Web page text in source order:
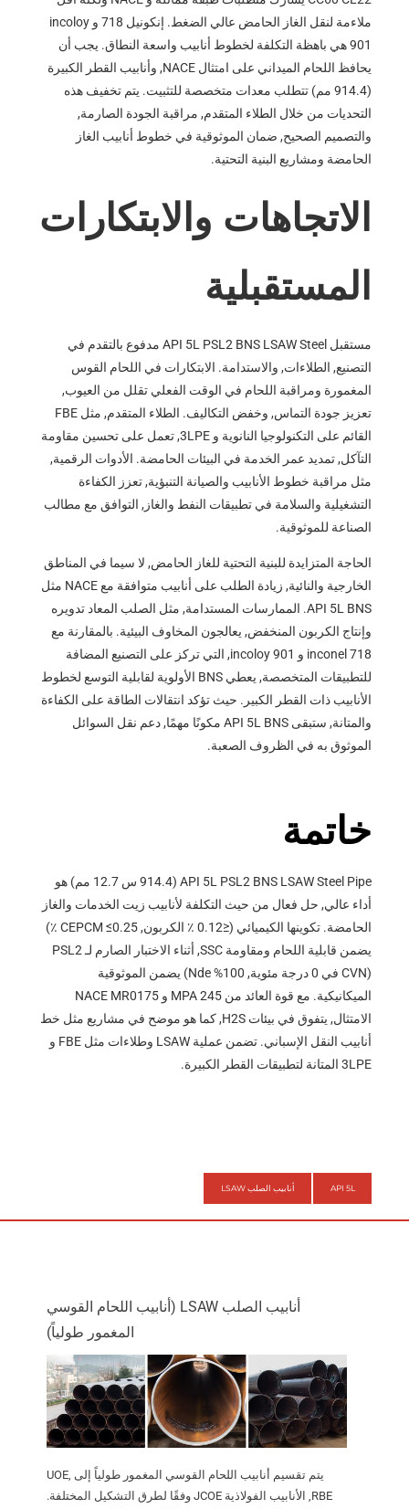
ملاءمة لنقل الغاز الحامض عالي الضغط. إنكونيل 718 و incoloy
901 هي باهظة التكلفة لخطوط أنابيب واسعة النطاق. يجب أن
يحافظ اللحام الميداني على امتثال NACE, وأنابيب القطر الكبيرة
(914.4 مم) تتطلب معدات متخصصة للتثبيت. يتم تخفيف هذه
التحديات من خلال الطلاء المتقدم, مراقبة الجودة الصارمة,
والتصميم الصحيح, ضمان الموثوقية في خطوط أنابيب الغاز
الحامضة ومشاريع البنية التحتية.
الاتجاهات والابتكارات
المستقبلية
مستقبل API 5L PSL2 BNS LSAW Steel مدفوع بالتقدم في
التصنيع, الطلاءات, والاستدامة. الابتكارات في اللحام القوس
المغمورة ومراقبة اللحام في الوقت الفعلي تقلل من العيوب,
تعزيز جودة التماس, وخفض التكاليف. الطلاء المتقدم, مثل FBE
القائم على التكنولوجيا النانوية و 3LPE, تعمل على تحسين مقاومة
التآكل, تمديد عمر الخدمة في البيئات الحامضة. الأدوات الرقمية,
مثل مراقبة خطوط الأنابيب والصيانة التنبؤية, تعزز الكفاءة
التشغيلية والسلامة في تطبيقات النفط والغاز, التوافق مع مطالب
الصناعة للموثوقية.
الحاجة المتزايدة للبنية التحتية للغاز الحامض, لا سيما في المناطق
الخارجية والنائية, زيادة الطلب على أنابيب متوافقة مع NACE مثل
API 5L BNS. الممارسات المستدامة, مثل الصلب المعاد تدويره
وإنتاج الكربون المنخفض, يعالجون المخاوف البيئية. بالمقارنة مع
inconel 718 و incoloy 901, التي تركز على التصنيع المضافة
للتطبيقات المتخصصة, يعطي BNS الأولوية لقابلية التوسع لخطوط
الأنابيب ذات القطر الكبير. حيث تؤكد انتقالات الطاقة على الكفاءة
والمتانة, ستبقى API 5L BNS مكونًا مهمًا, دعم نقل السوائل
الموثوق به في الظروف الصعبة.
خاتمة
API 5L PSL2 BNS LSAW Steel Pipe (914.4 س 12.7 مم) هو
أداء عالي, حل فعال من حيث التكلفة لأنابيب زيت الخدمات والغاز
الحامضة. تكوينها الكيميائي (≤0.12 ٪ الكربون, CEPCM ≤0.25 ٪)
يضمن قابلية اللحام ومقاومة SSC, أثناء الاختبار الصارم لـ PSL2
(CVN في 0 درجة مئوية, 100% Nde) يضمن الموثوقية
الميكانيكية. مع قوة العائد من 245 MPA و NACE MR0175
الامتثال, يتفوق في بيئات H2S, كما هو موضح في مشاريع مثل خط
أنابيب النقل الإسباني. تضمن عملية LSAW وطلاءات مثل FBE و
3LPE المتانة لتطبيقات القطر الكبيرة.
API 5L أنابيب الصلب LSAW
أنابيب الصلب LSAW (أنابيب اللحام القوسي
المغمور طولياً)
يتم تقسيم أنابيب اللحام القوسي المغمور طولياً إلى UOE,
RBE, الأنابيب الفولاذية JCOE وفقًا لطرق التشكيل المختلفة.